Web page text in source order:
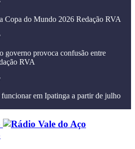
Copa do Mundo 2026 Redação RVA
governo provoca confusão entre
RVA
funcionar em Ipatinga a partir de julho